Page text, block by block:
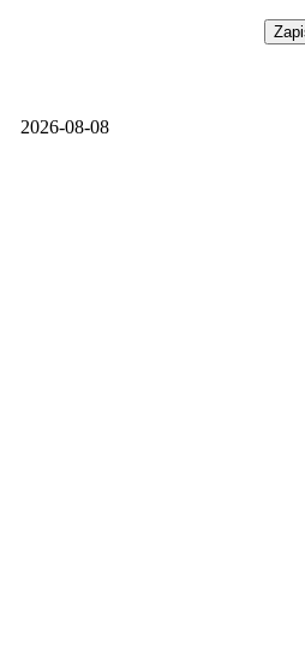
2026-08-08